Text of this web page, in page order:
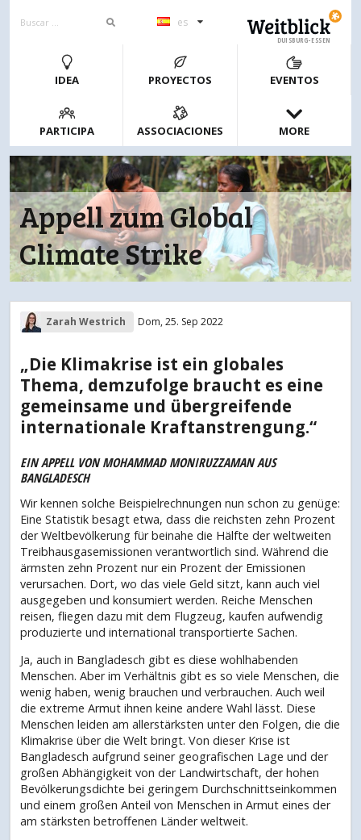
es
DUISBURG-ESSEN
IDEA PROYECTOS EVENTOS
PARTICIPA ASSOCIACIONES MORE
Appell zum Global
Climate Strike
Zarah Westrich Dom, 25. Sep 2022
„Die Klimakrise ist ein globales
Thema, demzufolge braucht es eine
gemeinsame und übergreifende
internationale Kraftanstrengung.“
EIN APPELL VON MOHAMMAD MONIRUZZAMAN AUS
BANGLADESCH
Wir kennen solche Beispielrechnungen nun schon zu genüge:
Eine Statistik besagt etwa, dass die reichsten zehn Prozent
der Weltbevölkerung für beinahe die Hälfte der weltweiten
Treibhausgasemissionen verantwortlich sind. Während die
ärmsten zehn Prozent nur ein Prozent der Emissionen
verursachen. Dort, wo das viele Geld sitzt, kann auch viel
ausgegeben und konsumiert werden. Reiche Menschen
reisen, fliegen dazu mit dem Flugzeug, kaufen aufwendig
produzierte und international transportierte Sachen.
Ja, auch in Bangladesch gibt es diese wohlhabenden
Menschen. Aber im Verhältnis gibt es so viele Menschen, die
wenig haben, wenig brauchen und verbrauchen. Auch weil
die extreme Armut ihnen keine andere Wahl lässt. Diese
Menschen leiden am allerstärksten unter den Folgen, die die
Klimakrise über die Welt bringt. Von dieser Krise ist
Bangladesch aufgrund seiner geografischen Lage und der
großen Abhängigkeit von der Landwirtschaft, der hohen
Bevölkerungsdichte bei geringem Durchschnittseinkommen
und einem großen Anteil von Menschen in Armut eines der
am stärksten betroffenen Länder weltweit.